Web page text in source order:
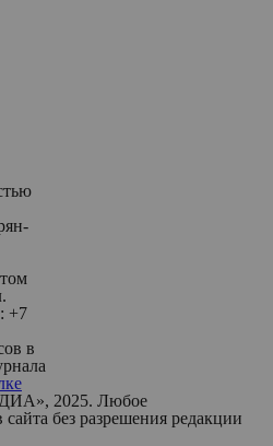
+7
в
2025. Любое
без разрешения редакции